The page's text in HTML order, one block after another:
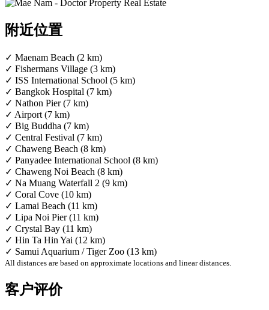
附近位置
✓ Maenam Beach (2 km)
✓ Fishermans Village (3 km)
✓ ISS International School (5 km)
✓ Bangkok Hospital (7 km)
✓ Nathon Pier (7 km)
✓ Airport (7 km)
✓ Big Buddha (7 km)
✓ Central Festival (7 km)
✓ Chaweng Beach (8 km)
✓ Panyadee International School (8 km)
✓ Chaweng Noi Beach (8 km)
✓ Na Muang Waterfall 2 (9 km)
✓ Coral Cove (10 km)
✓ Lamai Beach (11 km)
✓ Lipa Noi Pier (11 km)
✓ Crystal Bay (11 km)
✓ Hin Ta Hin Yai (12 km)
✓ Samui Aquarium / Tiger Zoo (13 km)
All distances are based on approximate locations and linear distances.
客户评价